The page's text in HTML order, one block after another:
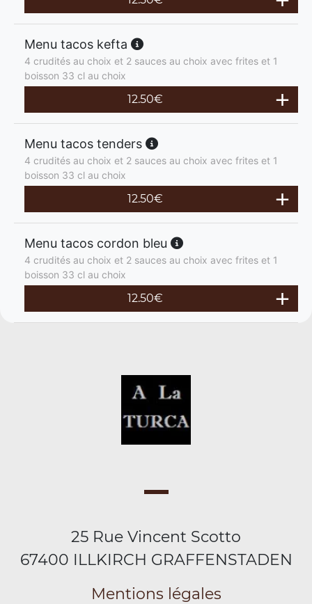
Menu tacos kefta
4 crudités au choix et 2 sauces au choix avec frites et 1
boisson 33 cl au choix
12.50€
Menu tacos tenders
4 crudités au choix et 2 sauces au choix avec frites et 1
boisson 33 cl au choix
12.50€
Menu tacos cordon bleu
4 crudités au choix et 2 sauces au choix avec frites et 1
boisson 33 cl au choix
12.50€
25 Rue Vincent Scotto
67400 ILLKIRCH GRAFFENSTADEN
Mentions légales